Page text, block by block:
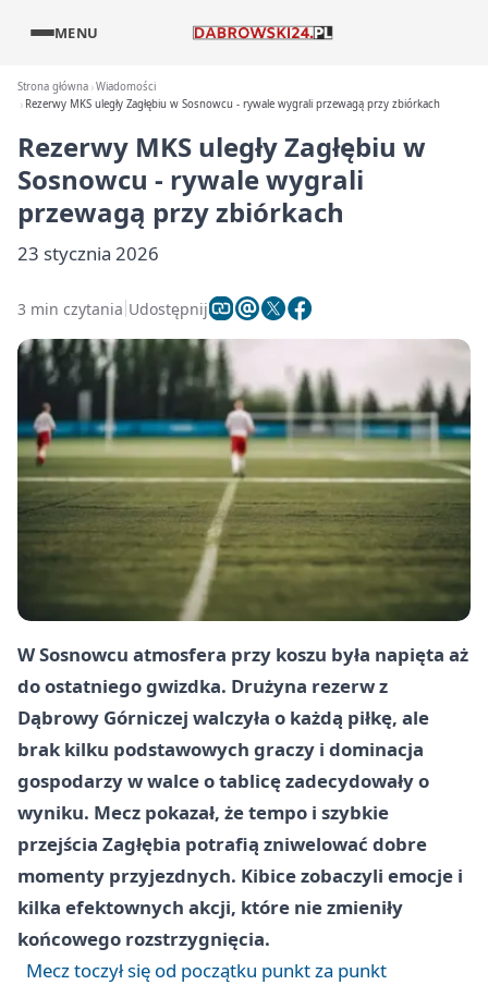
MENU
Strona główna Wiadomości
Rezerwy MKS uległy Zagłębiu w Sosnowcu - rywale wygrali przewagą przy zbiórkach
Rezerwy MKS uległy Zagłębiu w
Sosnowcu - rywale wygrali
przewagą przy zbiórkach
23 stycznia 2026
3 min czytania Udostępnij
W Sosnowcu atmosfera przy koszu była napięta aż
do ostatniego gwizdka. Drużyna rezerw z
Dąbrowy Górniczej walczyła o każdą piłkę, ale
brak kilku podstawowych graczy i dominacja
gospodarzy w walce o tablicę zadecydowały o
wyniku. Mecz pokazał, że tempo i szybkie
przejścia Zagłębia potrafią zniwelować dobre
momenty przyjezdnych. Kibice zobaczyli emocje i
kilka efektownych akcji, które nie zmieniły
końcowego rozstrzygnięcia.
Mecz toczył się od początku punkt za punkt